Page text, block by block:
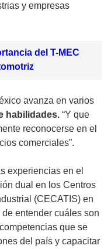
y empresas
del T-MEC
avanza en varios
habilidades. “Y que
reconocerse en el
comerciales”.
experiencias en el
dual en los Centros
(CECATIS) en
entender cuáles son
que se
del país y capacitar